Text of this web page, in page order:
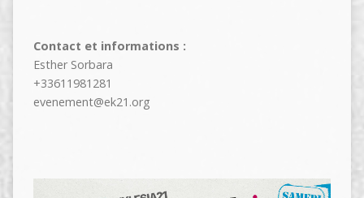
Contact et informations :
Esther Sorbara
+33611981281
evenement@ek21.org